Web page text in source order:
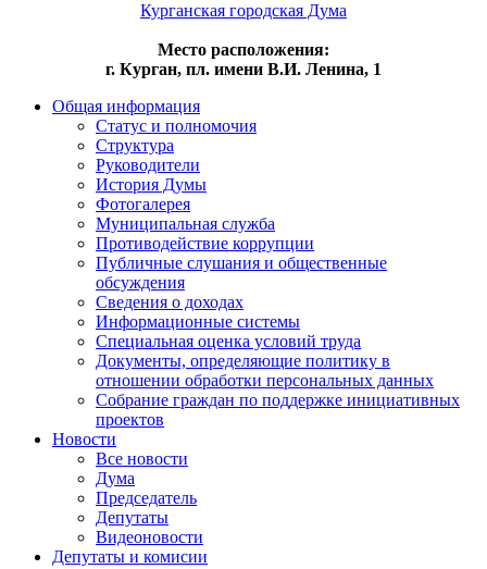
Курганская городская Дума
Место расположения:
г. Курган, пл. имени В.И. Ленина, 1
Общая информация
Статус и полномочия
Структура
Руководители
История Думы
Фотогалерея
Муниципальная служба
Противодействие коррупции
Публичные слушания и общественные
обсуждения
Сведения о доходах
Информационные системы
Специальная оценка условий труда
Документы, определяющие политику в
отношении обработки персональных данных
Собрание граждан по поддержке инициативных
проектов
Новости
Все новости
Дума
Председатель
Депутаты
Видеоновости
Депутаты и комисии